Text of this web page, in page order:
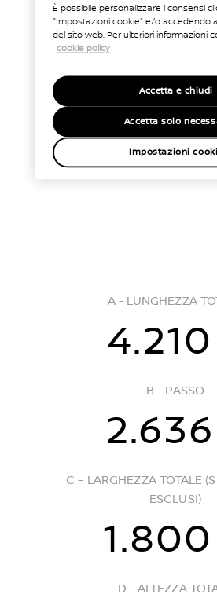
A - LUNGHEZZA
4.210
B - PASSO
2.636
C – LARGHEZZA TOTALE
ESCLUSI)
1.800
D - ALTEZZA
È possibile personalizzare i consensi
"Impostazioni cookie" e/o accedendo
del sito web. Per ulteriori informazioni
cookie policy
Accetta solo
Accetta e chiudi
Impostazioni